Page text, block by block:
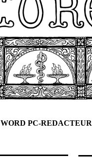
WORD PC-REDACTEUR